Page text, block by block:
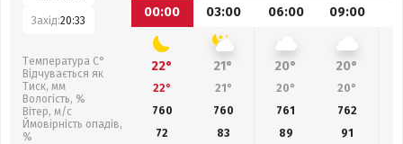
Захід:20:33
Температура С°
Відчувається як
Тиск, мм
Вологість, %
Вітер, м/с
Ймовірність опадів,
%
00:00
03:00 06:00 09:00
22° 21° 20° 20°
22° 21° 20° 20°
760
760 761 762
72
83 89 91